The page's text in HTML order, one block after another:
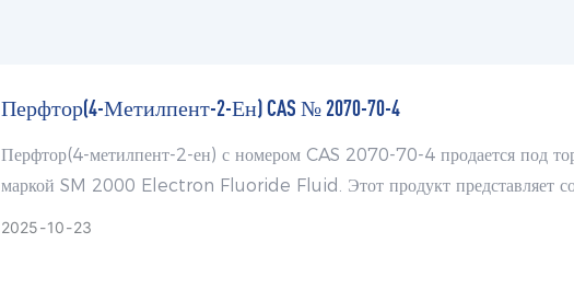
Перфтор(4-Метилпент-2-Ен) CAS № 2070-70-4
Перфтор(4-метилпент-2-ен) с номером CAS 2070-70-4 продается под
маркой SM 2000 Electron Fluoride Fluid. Этот продукт представляет
бесцветное и не имеющее запаха средство для очистки электроники с
2025 10 23